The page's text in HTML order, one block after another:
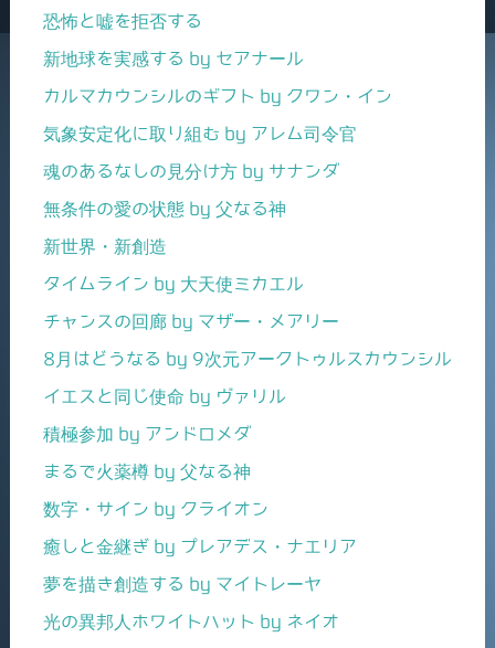
恐怖と嘘を拒否する
新地球を実感する by セアナール
カルマカウンシルのギフト by クワン・イン
気象安定化に取り組む by アレム司令官
魂のあるなしの見分け方 by サナンダ
無条件の愛の状態 by 父なる神
新世界・新創造
タイムライン by 大天使ミカエル
チャンスの回廊 by マザー・メアリー
8月はどうなる by 9次元アークトゥルスカウンシル
イエスと同じ使命 by ヴァリル
積極参加 by アンドロメダ
まるで火薬樽 by 父なる神
数字・サイン by クライオン
癒しと金継ぎ by プレアデス・ナエリア
夢を描き創造する by マイトレーヤ
光の異邦人ホワイトハット by ネイオ